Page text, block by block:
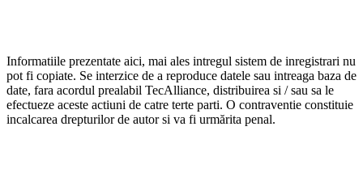
Informatiile prezentate aici, mai ales intregul sistem de inregistrari nu
pot fi copiate. Se interzice de a reproduce datele sau intreaga baza de
date, fara acordul prealabil TecAlliance, distribuirea si / sau sa le
efectueze aceste actiuni de catre terte parti. O contraventie constituie
incalcarea drepturilor de autor si va fi urmărita penal.